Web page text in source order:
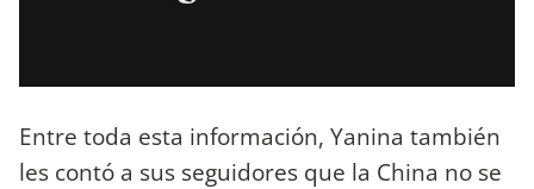
Entre toda esta información, Yanina también
les contó a sus seguidores que la China no se